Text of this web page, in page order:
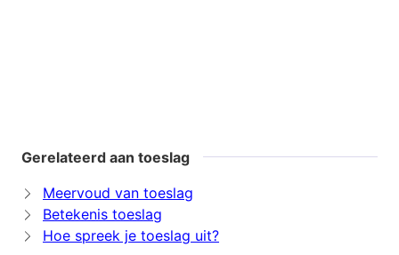
Gerelateerd aan toeslag
Meervoud van toeslag
Betekenis toeslag
Hoe spreek je toeslag uit?